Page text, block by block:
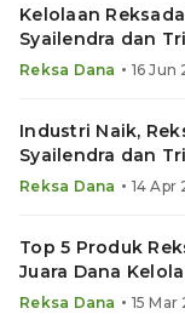
Kelolaan
Syailendra dan
Mei 2023
Reksa Dana • 16 Jun
Industri Naik,
Syailendra dan
Maret 2023
Reksa Dana • 14 Apr
Top 5 Produk
Juara Dana
Reksa Dana • 15 Mar